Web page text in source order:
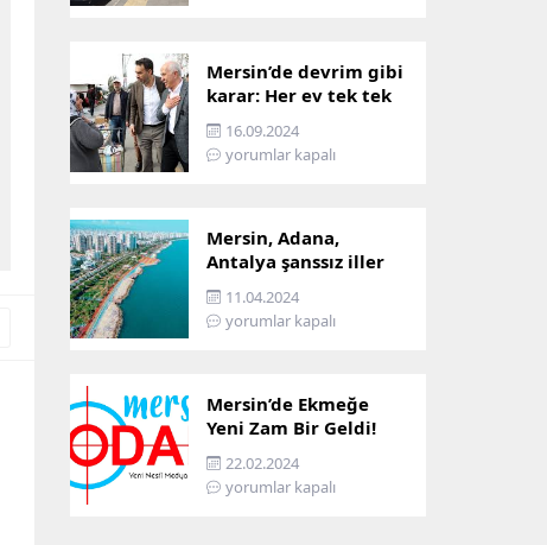
Mersin’de devrim gibi
karar: Her ev tek tek
incelenecek!
16.09.2024
yorumlar kapalı
Mersin, Adana,
Antalya şanssız iller
arasına girdi: İşte
sebebi…
11.04.2024
yorumlar kapalı
Mersin’de Ekmeğe
Yeni Zam Bir Geldi!
İşte Mersin’in Zamlı
Ekmek Fiyatı!
22.02.2024
yorumlar kapalı